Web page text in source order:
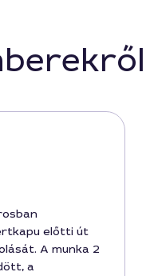
előtti út
A munka 2
a